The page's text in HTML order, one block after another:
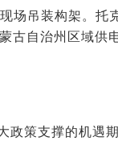
场吊装构架。托
古自治州区域供
政策支撑的机遇